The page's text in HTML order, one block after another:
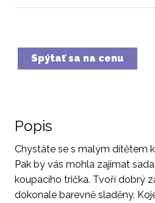
Spýtať sa na cenu
Popis
Chystáte se s malým dítětem
Pak by vás mohla zajímat
koupacího trička. Tvoří dobrý
dokonale barevně sladěny.